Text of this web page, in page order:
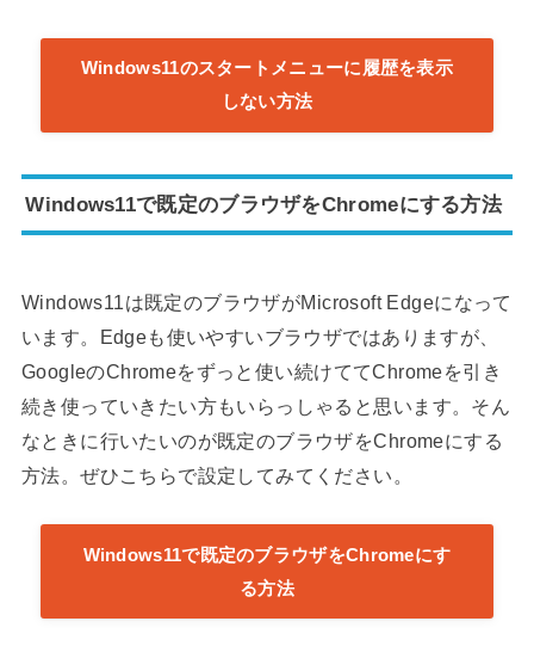
Windows11のスタートメニューに履歴を表示
しない方法
Windows11で既定のブラウザをChromeにする方法
Windows11は既定のブラウザがMicrosoft Edgeになって
います。Edgeも使いやすいブラウザではありますが、
GoogleのChromeをずっと使い続けててChromeを引き
続き使っていきたい方もいらっしゃると思います。そん
なときに行いたいのが既定のブラウザをChromeにする
方法。ぜひこちらで設定してみてください。
Windows11で既定のブラウザをChromeにす
る方法